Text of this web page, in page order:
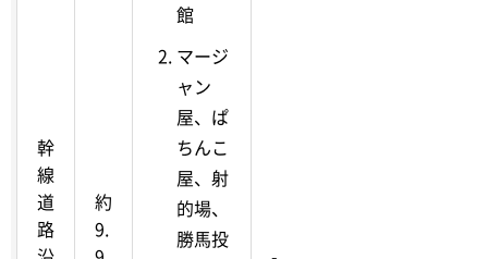
幹
線
道
路
約
9.
館
マージ
ャン
屋、ぱ
ちんこ
屋、射
的場、
勝馬投